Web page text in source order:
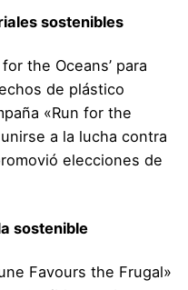
sostenibles
the Oceans’ para
de plástico
«Run for the
a la lucha contra
elecciones de
sostenible
Favours the Frugal»